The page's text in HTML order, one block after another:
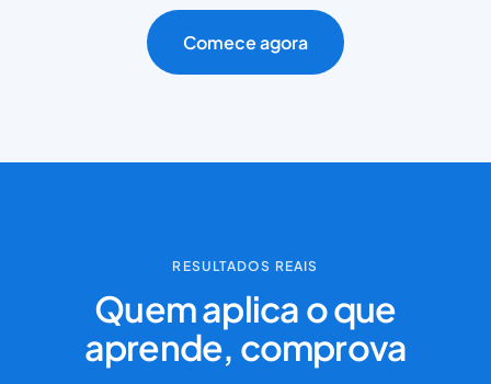
Comece agora
RESULTADOS REAIS
Quem aplica o que
aprende, comprova